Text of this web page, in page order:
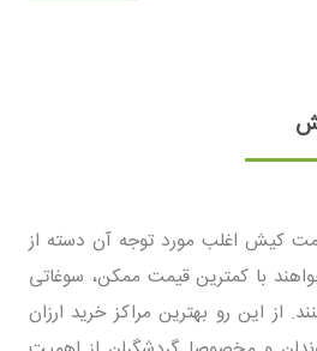
کیش اغلب مورد توجه آن دسته از
با کمترین قیمت ممکن، سوغاتی
از این رو بهترین مراکز خرید ارزان